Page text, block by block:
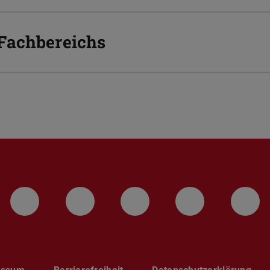
LinkedIn-Seite der TU Darmstadt
Instagram-Kanal der TU
Bluesky-Kanal der